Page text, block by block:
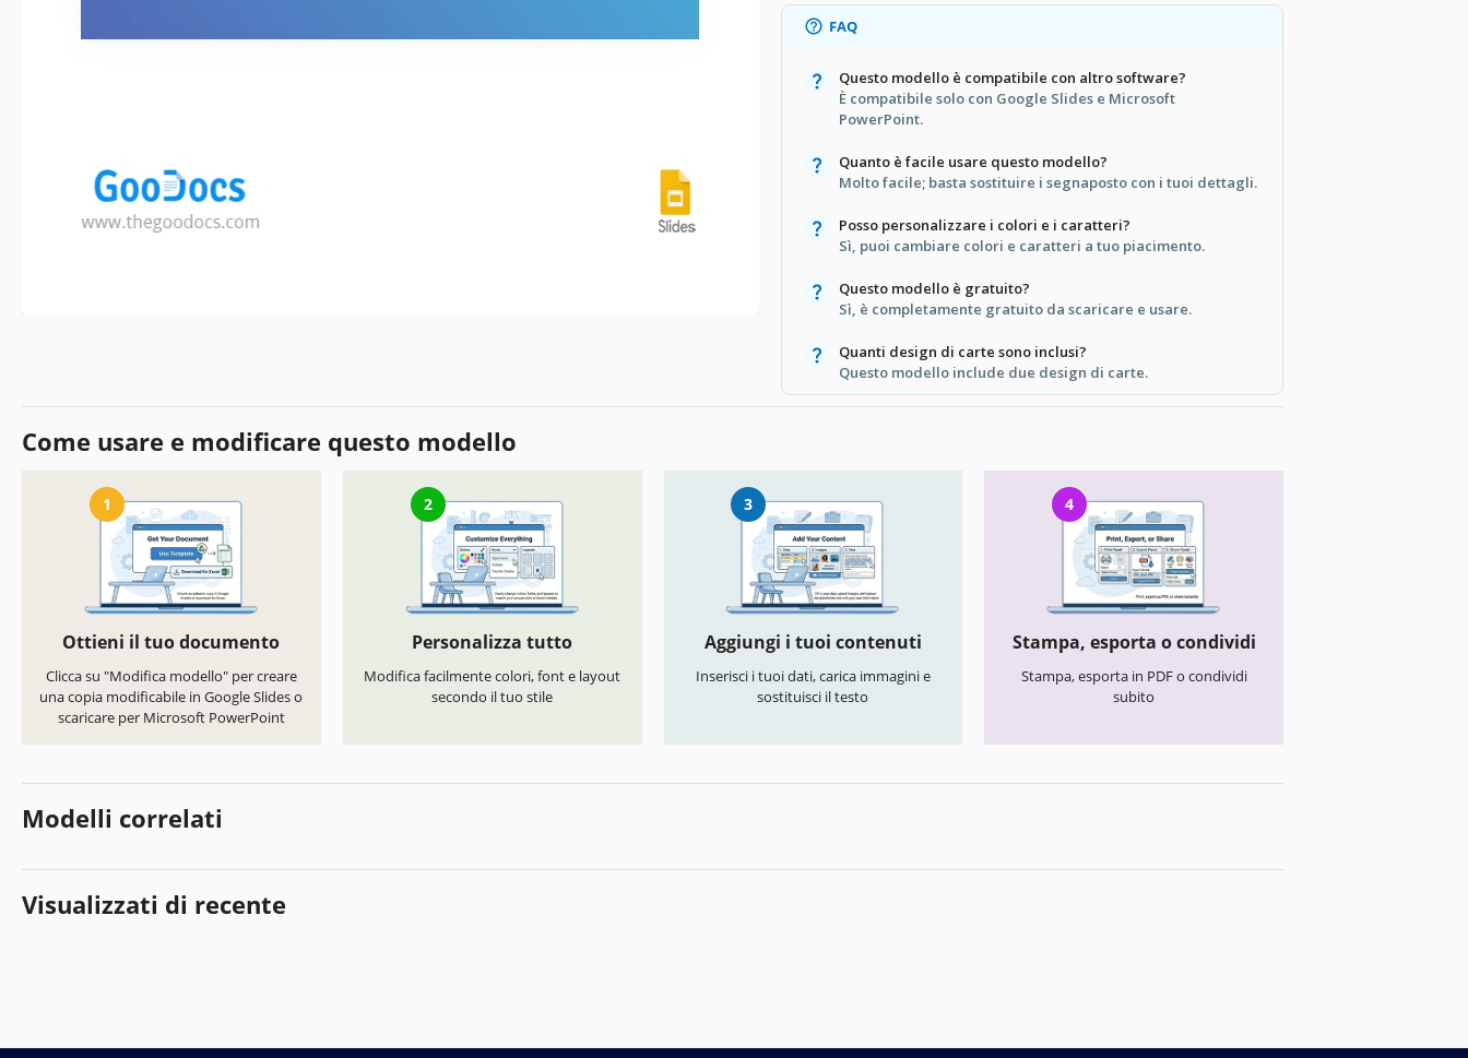
FAQ
Questo modello è compatibile con altro software?
È compatibile solo con Google Slides e Microsoft
PowerPoint.
Quanto è facile usare questo modello?
Molto facile; basta sostituire i segnaposto con i tuoi dettagli.
Posso personalizzare i colori e i caratteri?
Sì, puoi cambiare colori e caratteri a tuo piacimento.
Questo modello è gratuito?
Sì, è completamente gratuito da scaricare e usare.
Quanti design di carte sono inclusi?
Questo modello include due design di carte.
Come usare e modificare questo modello
1
Ottieni il tuo documento
Clicca su "Modifica modello" per creare
una copia modificabile in Google Slides o
scaricare per Microsoft PowerPoint
2
Personalizza tutto
Modifica facilmente colori, font e layout
secondo il tuo stile
3
Aggiungi i tuoi contenuti
Inserisci i tuoi dati, carica immagini e
sostituisci il testo
4
Stampa, esporta o condividi
Stampa, esporta in PDF o condividi
subito
Modelli correlati
Visualizzati di recente